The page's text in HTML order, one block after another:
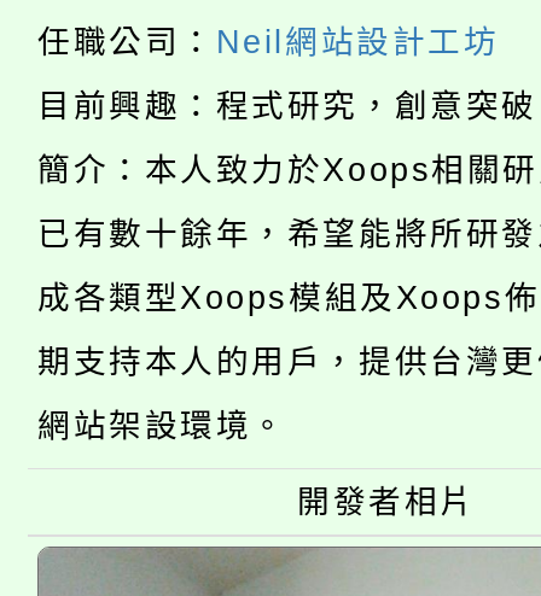
程
「本色祭」8/29、30在
場熱烈登場!
8/21下午1時於龍潭區
徵才活動。
YOUNG桃局內行報名
局官網。
8月14至27日，桃園電
開!
115年桃園市運動會8/
田徑場及游泳池舉行。
桃園市低收入戶享有免
視費優惠，中低收入戶
半價優惠，詳情可洽有
者。
大園自造教育及科技中
份教師增能研習
大溪自造教育及科技中
份教師研習
淨零綠生活教案入校路
115年食農教育專業人
任職公司： Neil網站設計工坊
目前興趣：程式研究，創意突
簡介：本人致力於Xoops相關
已有數十餘年，希望能將所研
成各類型Xoops模組及Xoops
期支持本人的用戶，提供台灣
網站架設環境。
開發者相片